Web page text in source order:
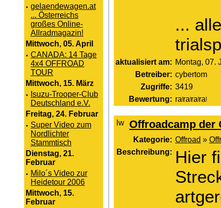
· gelaendewagen.at
... Österreichs
großes Online-
Allradmagazin!
Mittwoch, 05. April
· CANADA: 14 Tage
4x4 OFFROAD
TOUR
Mittwoch, 15. März
· Isuzu-Trooper-Club
Deutschland e.V.
Freitag, 24. Februar
· Super Video zum
Nordlichter
Stammtisch
Dienstag, 21.
Februar
· Milo´s Video zur
Heidetour 2006
Mittwoch, 15.
Februar
...
aktualisiert am: Montag, 07.
Betreiber: cybertom
Zugriffe: 3419
Bewertung:
Offroadcamp der
Kategorie: Offroad »
Beschreibung: Hier